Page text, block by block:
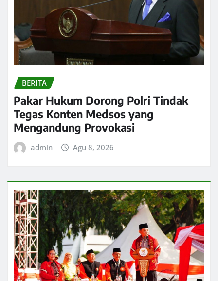
BERITA
Pakar Hukum Dorong Polri Tindak
Tegas Konten Medsos yang
Mengandung Provokasi
admin Agu 8, 2026